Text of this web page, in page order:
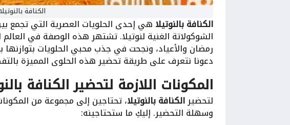
الكنافة بالنوتيلا
الكنافة بالنوتيلا هي إحدى الحلويات العصرية التي تجمع
الشوكولاتة الغنية لنوتيلا. تشتهر هذه الوصفة في
رمضان والأعياد، ونجحت في جذب محبي الحلويات
دعونا نتعرف على طريقة تحضير هذه الحلوى المميزة
المكونات اللازمة لتحضير الكنافة
لتحضيرالكنافة بالنوتيلا، تحتاجين إلى مجموعة من
وسهلة التحضير. إليكِ ما ستحتاجينه: